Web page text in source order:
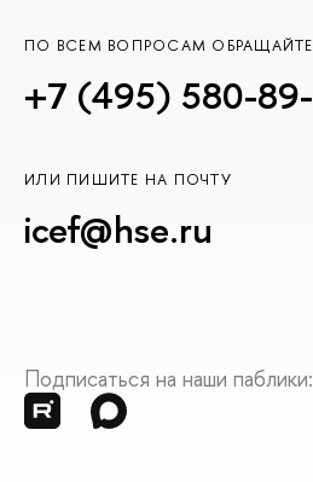
ПО ВСЕМ ВОПРОСАМ
+7 (495) 580-
ИЛИ ПИШИТЕ НА ПОЧТУ
icef@hse.ru
Подписаться на наши паблики: